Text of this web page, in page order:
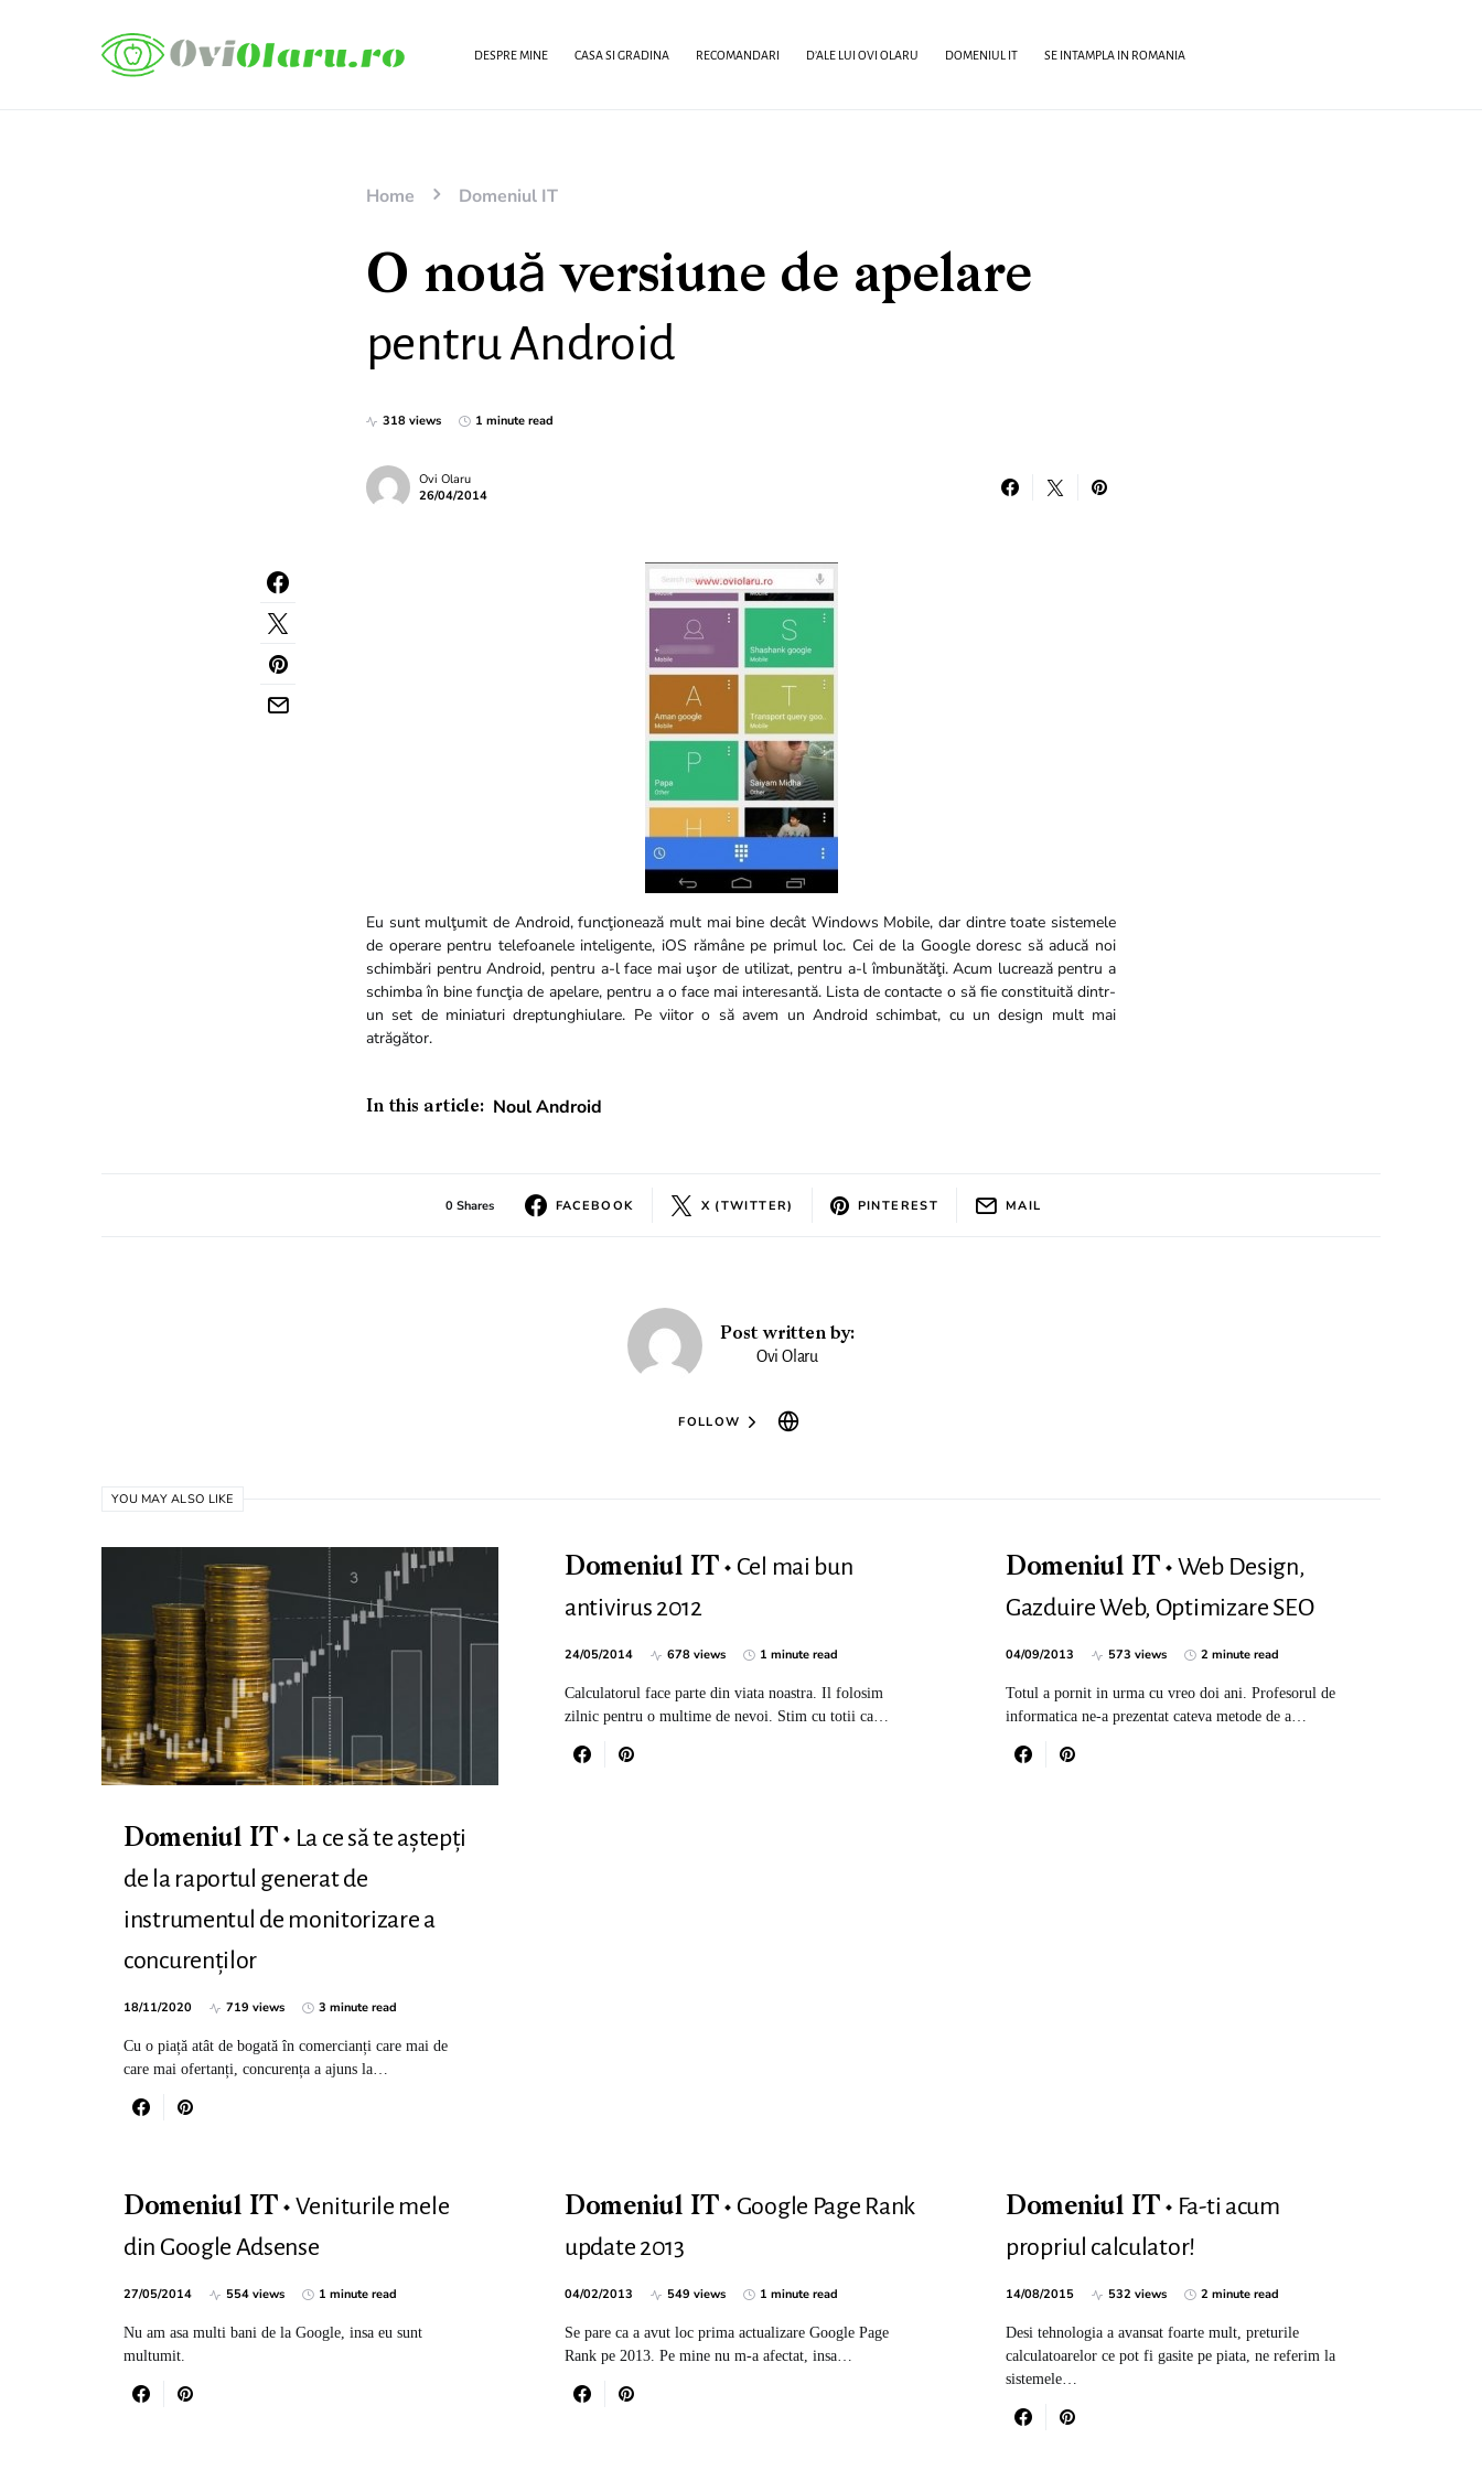
DESPRE MINE CASA SI GRADINA RECOMANDARI D’ALE LUI OVI OLARU DOMENIUL IT SE INTAMPLA IN ROMANIA
Home Domeniul IT
O nouă versiune de apelare
pentru Android
318 views 1 minute read
Ovi Olaru
26/04/2014
Eu sunt mulţumit de Android, funcţionează mult mai bine decât Windows Mobile, dar dintre toate sistemele
de operare pentru telefoanele inteligente, iOS rămâne pe primul loc. Cei de la Google doresc să aducă noi
schimbări pentru Android, pentru a-l face mai uşor de utilizat, pentru a-l îmbunătăţi. Acum lucrează pentru a
schimba în bine funcţia de apelare, pentru a o face mai interesantă. Lista de contacte o să fie constituită dintr-
un set de miniaturi dreptunghiulare. Pe viitor o să avem un Android schimbat, cu un design mult mai
atrăgător.
In this article: Noul Android
0 Shares FACEBOOK X (TWITTER) PINTEREST MAIL
Post written by:
Ovi Olaru
FOLLOW
YOU MAY ALSO LIKE
Domeniul IT
La ce să te aștepți
de la raportul generat de
instrumentul de monitorizare a
concurenților
18/11/2020 719 views 3 minute read
Cu o piață atât de bogată în comercianți care mai de
care mai ofertanți, concurența a ajuns la…
Domeniul IT
Cel mai bun
antivirus 2012
24/05/2014 678 views 1 minute read
Calculatorul face parte din viata noastra. Il folosim
zilnic pentru o multime de nevoi. Stim cu totii ca…
Domeniul IT
Web Design,
Gazduire Web, Optimizare SEO
04/09/2013 573 views 2 minute read
Totul a pornit in urma cu vreo doi ani. Profesorul de
informatica ne-a prezentat cateva metode de a…
Domeniul IT
Veniturile mele
din Google Adsense
27/05/2014 554 views 1 minute read
Nu am asa multi bani de la Google, insa eu sunt
multumit.
Domeniul IT
Google Page Rank
update 2013
04/02/2013 549 views 1 minute read
Se pare ca a avut loc prima actualizare Google Page
Rank pe 2013. Pe mine nu m-a afectat, insa…
Domeniul IT
Fa-ti acum
propriul calculator!
14/08/2015 532 views 2 minute read
Desi tehnologia a avansat foarte mult, preturile
calculatoarelor ce pot fi gasite pe piata, ne referim la
sistemele…